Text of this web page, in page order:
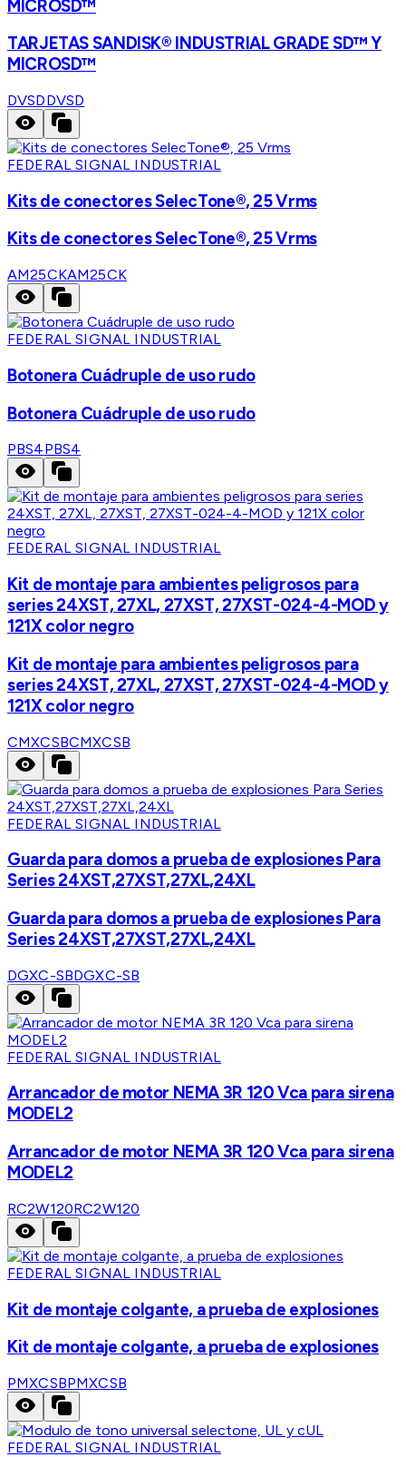
MICROSD™
TARJETAS SANDISK® INDUSTRIAL GRADE SD™ Y
MICROSD™
DVSDDVSD
FEDERAL SIGNAL INDUSTRIAL
Kits de conectores SelecTone®, 25 Vrms
Kits de conectores SelecTone®, 25 Vrms
AM25CKAM25CK
FEDERAL SIGNAL INDUSTRIAL
Botonera Cuádruple de uso rudo
Botonera Cuádruple de uso rudo
PBS4PBS4
FEDERAL SIGNAL INDUSTRIAL
Kit de montaje para ambientes peligrosos para
series 24XST, 27XL, 27XST, 27XST-024-4-MOD y
121X color negro
Kit de montaje para ambientes peligrosos para
series 24XST, 27XL, 27XST, 27XST-024-4-MOD y
121X color negro
CMXCSBCMXCSB
FEDERAL SIGNAL INDUSTRIAL
Guarda para domos a prueba de explosiones Para
Series 24XST,27XST,27XL,24XL
Guarda para domos a prueba de explosiones Para
Series 24XST,27XST,27XL,24XL
DGXC-SBDGXC-SB
FEDERAL SIGNAL INDUSTRIAL
Arrancador de motor NEMA 3R 120 Vca para sirena
MODEL2
Arrancador de motor NEMA 3R 120 Vca para sirena
MODEL2
RC2W120RC2W120
FEDERAL SIGNAL INDUSTRIAL
Kit de montaje colgante, a prueba de explosiones
Kit de montaje colgante, a prueba de explosiones
PMXCSBPMXCSB
FEDERAL SIGNAL INDUSTRIAL